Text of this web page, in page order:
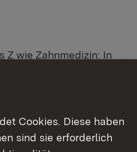
Z wie Zahnmedizin: In
unzählige
den passenden
eine Schritt-für-
Cookies. Diese haben
sind sie erforderlich